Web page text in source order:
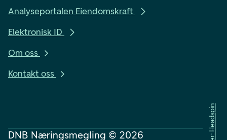
Analyseportalen Eiendomskraft
Elektronisk ID
Om oss
Kontakt oss
DNB Næringsmegling © 2026